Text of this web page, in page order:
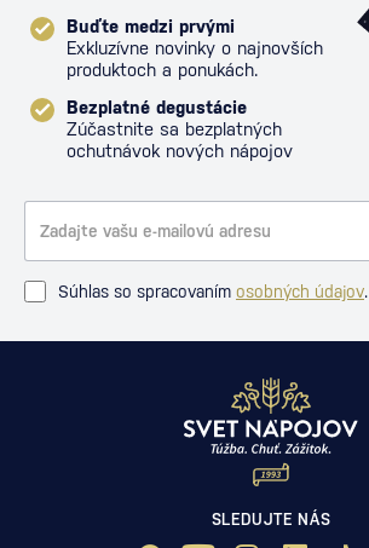
Buďte medzi prvými
Exkluzívne novinky o najnovších
produktoch a ponukách.
Bezplatné degustácie
Zúčastnite sa bezplatných
ochutnávok nových nápojov
Súhlas so spracovaním osobných údajov.
SLEDUJTE NÁS